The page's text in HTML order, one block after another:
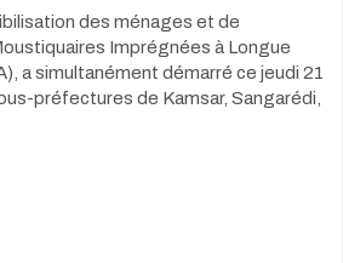
des ménages et de
Imprégnées à Longue
a simultanément démarré ce jeudi 21
préfectures de Kamsar, Sangarédi,